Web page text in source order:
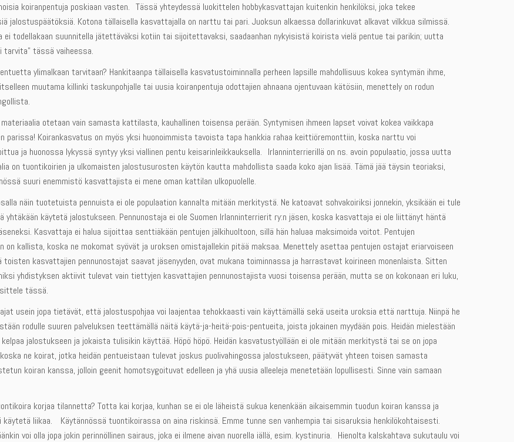
koiranpentuja poskiaan vasten. Tässä yhteydessä luokittelen hobbykasvattajan kuitenkin henkilöksi, joka tekee
jalostuspäätöksiä. Kotona tällaisella kasvattajalla on narttu tai pari. Juoksun alkaessa dollarinkuvat alkavat vilkkua silmissä.
ei todellakaan suunnitella jätettäväksi kotiin tai sijoitettavaksi, saadaanhan nykyisistä koirista vielä pentue tai parikin; uutta
tarvita” tässä vaiheessa.
ylimalkaan tarvitaan? Hankitaanpa tällaisella kasvatustoiminnalla perheen lapsille mahdollisuus kokea syntymän ihme,
muutama killinki taskunpohjalle tai uusia koiranpentuja odottajien ahnaana ojentuvaan kätösiin, menettely on rodun
otetaan vain samasta kattilasta, kauhallinen toisensa perään. Syntymisen ihmeen lapset voivat kokea vaikkapa
parissa! Koirankasvatus on myös yksi huonoimmista tavoista tapa hankkia rahaa keittiöremonttiin, koska narttu voi
ja huonossa lykyssä syntyy yksi viallinen pentu keisarinleikkauksella. Irlanninterrierillä on ns. avoin populaatio, jossa uutta
on tuontikoirien ja ulkomaisten jalostusurosten käytön kautta mahdollista saada koko ajan lisää. Tämä jää täysin teoriaksi,
suuri enemmistö kasvattajista ei mene oman kattilan ulkopuolelle.
näin tuotetuista pennuista ei ole populaation kannalta mitään merkitystä. Ne katoavat sohvakoiriksi jonnekin, yksikään ei tule
yhtäkään käytetä jalostukseen. Pennunostaja ei ole Suomen Irlanninterrierit ry:n jäsen, koska kasvattaja ei ole liittänyt häntä
Kasvattaja ei halua sijoittaa senttiäkään pentujen jälkihuoltoon, sillä hän haluaa maksimoida voitot. Pentujen
on kallista, koska ne mokomat syövät ja uroksen omistajallekin pitää maksaa. Menettely asettaa pentujen ostajat eriarvoiseen
toisten kasvattajien pennunostajat saavat jäsenyyden, ovat mukana toiminnassa ja harrastavat koirineen monenlaista. Sitten
yhdistyksen aktiivit tulevat vain tiettyjen kasvattajien pennunostajista vuosi toisensa perään, mutta se on kokonaan eri luku,
tässä.
usein jopa tietävät, että jalostuspohjaa voi laajentaa tehokkaasti vain käyttämällä sekä useita uroksia että narttuja. Niinpä he
rodulle suuren palveluksen teettämällä näitä käytä-ja-heitä-pois-pentueita, joista jokainen myydään pois. Heidän mielestään
kelpaa jalostukseen ja jokaista tulisikin käyttää. Höpö höpö. Heidän kasvatustyöllään ei ole mitään merkitystä tai se on jopa
ne koirat, jotka heidän pentueistaan tulevat joskus puolivahingossa jalostukseen, päätyvät yhteen toisen samasta
koiran kanssa, jolloin geenit homotsygoituvat edelleen ja yhä uusia alleeleja menetetään lopullisesti. Sinne vain samaan
korjaa tilannetta? Totta kai korjaa, kunhan se ei ole läheistä sukua kenenkään aikaisemmin tuodun koiran kanssa ja
käytetä liikaa. Käytännössä tuontikoirassa on aina riskinsä. Emme tunne sen vanhempia tai sisaruksia henkilökohtaisesti.
voi olla jopa jokin perinnöllinen sairaus, joka ei ilmene aivan nuorella iällä, esim. kystinuria. Hienolta kalskahtava sukutaulu voi